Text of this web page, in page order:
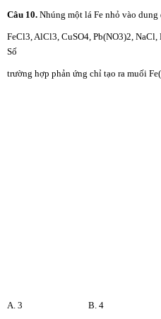
Câu 10. Nhúng một lá Fe nhỏ vào
FeCl3, AlCl3, CuSO4, Pb(NO3)2,
Số
trường hợp phản ứng chỉ tạo ra muối
A. 3 B. 4